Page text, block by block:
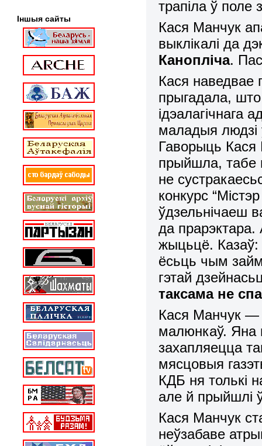
трапіла ў поле
Кася Манчук
выклікалі да
Канопліча.
Кася наведвае
прыгадала, што
ідэалагічнага
маладыя людзі
Гаворыць Кася
прыйшла, табе
не
конкурс
ўдзельнічаеш
да
жыцьцё.
ёсьць чым
гэтай
таксама не
Кася Манчук —
малюнкаў. Яна
захапляецца
мясцовыя
КДБ ня толькі
але й прыйшлі
Кася Манчук
неўзабаве
Іншыя сайты